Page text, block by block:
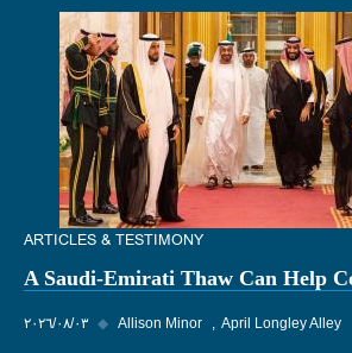
ARTICLES & TESTIMONY
A Saudi-Emirati Thaw Can Help
٠٣‏/٠٨‏/٢٠٢٦ ◆ Allison Minor April Longley Alley